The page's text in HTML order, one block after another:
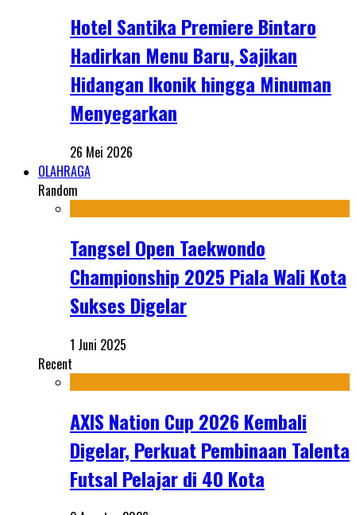
Hotel Santika Premiere Bintaro
Hadirkan Menu Baru, Sajikan
Hidangan Ikonik hingga Minuman
Menyegarkan
26 Mei 2026
OLAHRAGA
Random
Tangsel Open Taekwondo
Championship 2025 Piala Wali Kota
Sukses Digelar
1 Juni 2025
Recent
AXIS Nation Cup 2026 Kembali
Digelar, Perkuat Pembinaan Talenta
Futsal Pelajar di 40 Kota